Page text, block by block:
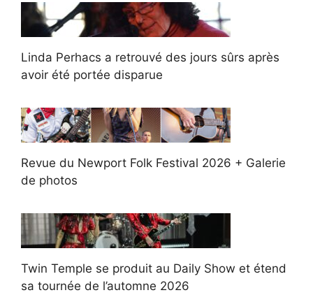
Linda Perhacs a retrouvé des jours sûrs après
avoir été portée disparue
Revue du Newport Folk Festival 2026 + Galerie
de photos
Twin Temple se produit au Daily Show et étend
sa tournée de l’automne 2026